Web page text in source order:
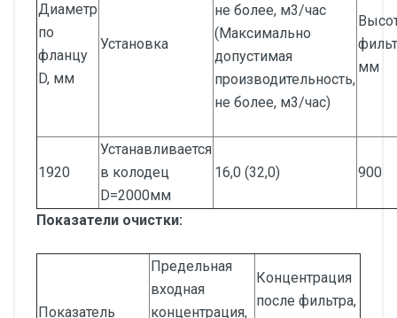
Диаметр
по
фланцу
D, мм
Установка
не более, м3/час
(Максимально
допустимая
производительность,
не более, м3/час)
мм
1920
Устанавливается
в колодец
D=2000мм
16,0 (32,0) 900
Показатели очистки:
Показатель
Предельная
входная
концентрация,
Концентрация
после фильтра,